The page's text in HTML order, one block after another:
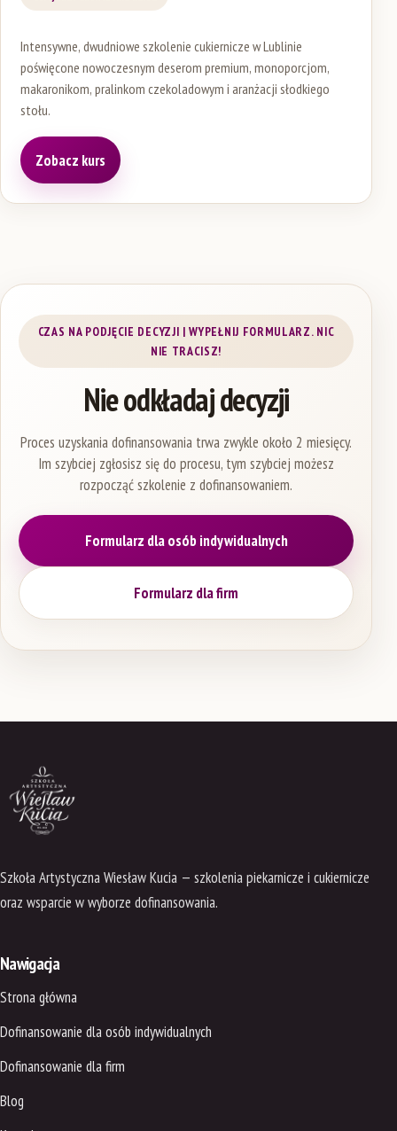
Intensywne, dwudniowe szkolenie cukiernicze w Lublinie
poświęcone nowoczesnym deserom premium, monoporcjom,
makaronikom, pralinkom czekoladowym i aranżacji słodkiego
stołu.
Zobacz kurs
(otwiera się w nowej karcie)
CZAS NA PODJĘCIE DECYZJI | WYPEŁNIJ FORMULARZ. NIC
NIE TRACISZ!
Nie odkładaj decyzji
Proces uzyskania dofinansowania trwa zwykle około 2 miesięcy.
Im szybciej zgłosisz się do procesu, tym szybciej możesz
rozpocząć szkolenie z dofinansowaniem.
Formularz dla osób indywidualnych
Formularz dla firm
Szkoła Artystyczna Wiesław Kucia — szkolenia piekarnicze i cukiernicze
oraz wsparcie w wyborze dofinansowania.
Nawigacja
Strona główna
Dofinansowanie dla osób indywidualnych
Dofinansowanie dla firm
Blog